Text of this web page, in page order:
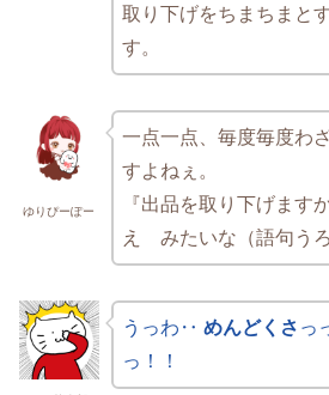
取り下げをちまちまと
す。
ゆりぴーぽー
一点一点、毎度毎度わ
すよねぇ。
『出品を取り下げま
え みたいな（語句うろ
うっわ‥ めんどくさ っ
っ！！